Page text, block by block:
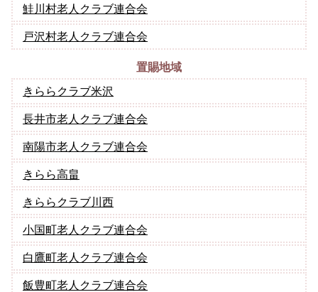
鮭川村老人クラブ連合会
戸沢村老人クラブ連合会
置賜地域
きららクラブ米沢
長井市老人クラブ連合会
南陽市老人クラブ連合会
きらら高畠
きららクラブ川西
小国町老人クラブ連合会
白鷹町老人クラブ連合会
飯豊町老人クラブ連合会